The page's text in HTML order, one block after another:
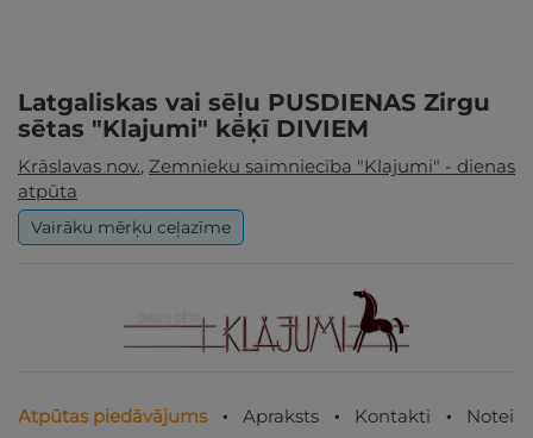
Latgaliskas vai sēļu PUSDIENAS Zirgu
sētas "Klajumi" kēķī DIVIEM
Krāslavas nov., Zemnieku saimniecība "Klajumi" - dienas
atpūta
Vairāku mērķu ceļazīme
Atpūtas piedāvājums Apraksts Kontakti